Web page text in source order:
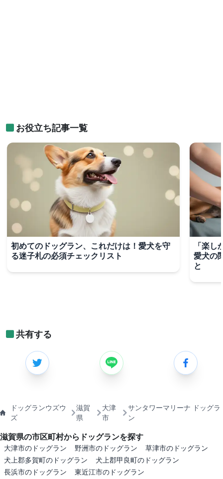
お役立ち記事一覧
初めてのドッグラン、これだけは！愛犬を守
る迷子札の必須チェックリスト
「楽
愛犬の
と
共有する
ドッグランウズウ
ズ
滋賀
県
大津
市
サンタワーマリーナ ドッグラ
ン
滋賀県の市区町村からドッグランを探す
大津市のドッグラン 野洲市のドッグラン
草津市のドッグラン
犬上郡多賀町のドッグラン
犬上郡甲良町のドッグラン
長浜市のドッグラン
東近江市のドッグラン